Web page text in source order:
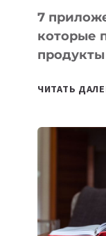
7
которые
ЧИТАТЬ